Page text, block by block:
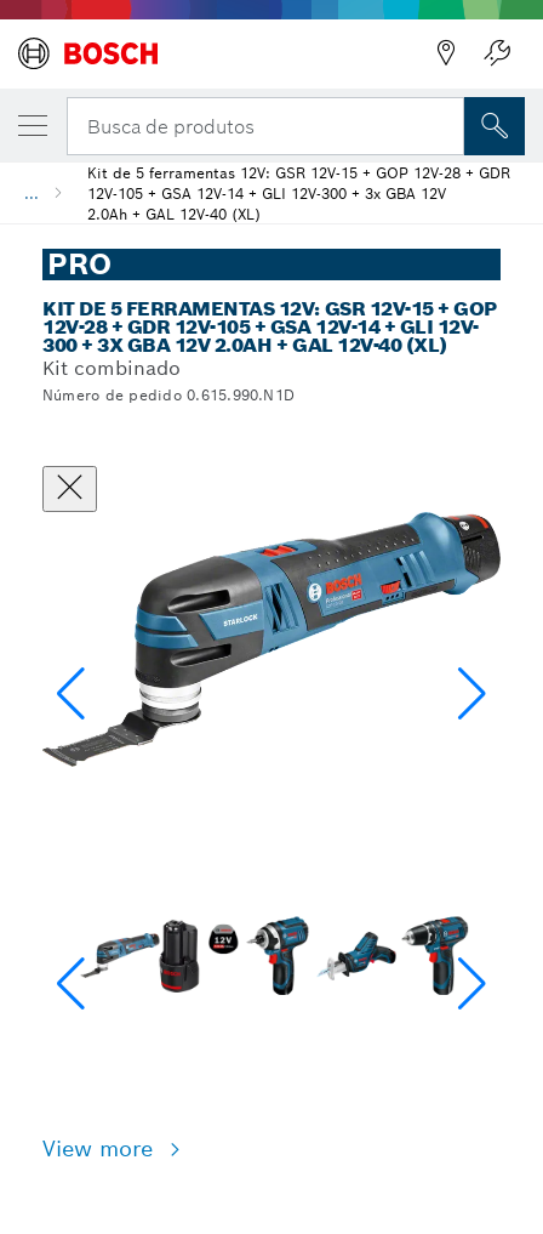
Busca de produtos
...
Kit de 5 ferramentas 12V: GSR 12V-15 + GOP 12V-28 + GDR
12V-105 + GSA 12V-14 + GLI 12V-300 + 3x GBA 12V
2.0Ah + GAL 12V-40 (XL)
PRO
KIT DE 5 FERRAMENTAS 12V: GSR 12V-15 + GOP
12V-28 + GDR 12V-105 + GSA 12V-14 + GLI 12V-
300 + 3X GBA 12V 2.0AH + GAL 12V-40 (XL)
Kit combinado
Número de pedido 0.615.990.N1D
View more